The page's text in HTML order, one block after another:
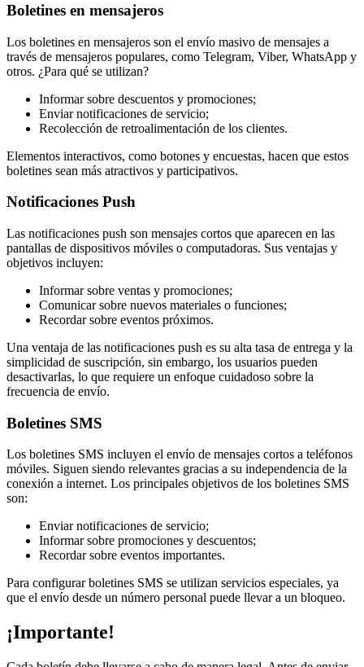
Boletines en mensajeros
Los boletines en mensajeros son el envío masivo de mensajes a
través de mensajeros populares, como Telegram, Viber, WhatsApp y
otros. ¿Para qué se utilizan?
Informar sobre descuentos y promociones;
Enviar notificaciones de servicio;
Recolección de retroalimentación de los clientes.
Elementos interactivos, como botones y encuestas, hacen que estos
boletines sean más atractivos y participativos.
Notificaciones Push
Las notificaciones push son mensajes cortos que aparecen en las
pantallas de dispositivos móviles o computadoras. Sus ventajas y
objetivos incluyen:
Informar sobre ventas y promociones;
Comunicar sobre nuevos materiales o funciones;
Recordar sobre eventos próximos.
Una ventaja de las notificaciones push es su alta tasa de entrega y la
simplicidad de suscripción, sin embargo, los usuarios pueden
desactivarlas, lo que requiere un enfoque cuidadoso sobre la
frecuencia de envío.
Boletines SMS
Los boletines SMS incluyen el envío de mensajes cortos a teléfonos
móviles. Siguen siendo relevantes gracias a su independencia de la
conexión a internet. Los principales objetivos de los boletines SMS
son:
Enviar notificaciones de servicio;
Informar sobre promociones y descuentos;
Recordar sobre eventos importantes.
Para configurar boletines SMS se utilizan servicios especiales, ya
que el envío desde un número personal puede llevar a un bloqueo.
¡Importante!